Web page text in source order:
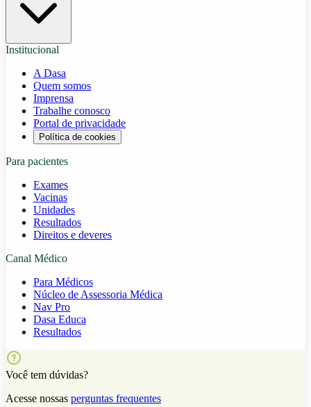
Institucional
A Dasa
Quem somos
Imprensa
Trabalhe conosco
Portal de privacidade
Política de cookies
Para pacientes
Exames
Vacinas
Unidades
Resultados
Direitos e deveres
Canal Médico
Para Médicos
Núcleo de Assessoria Médica
Nav Pro
Dasa Educa
Resultados
Você tem dúvidas?
Acesse nossas perguntas frequentes